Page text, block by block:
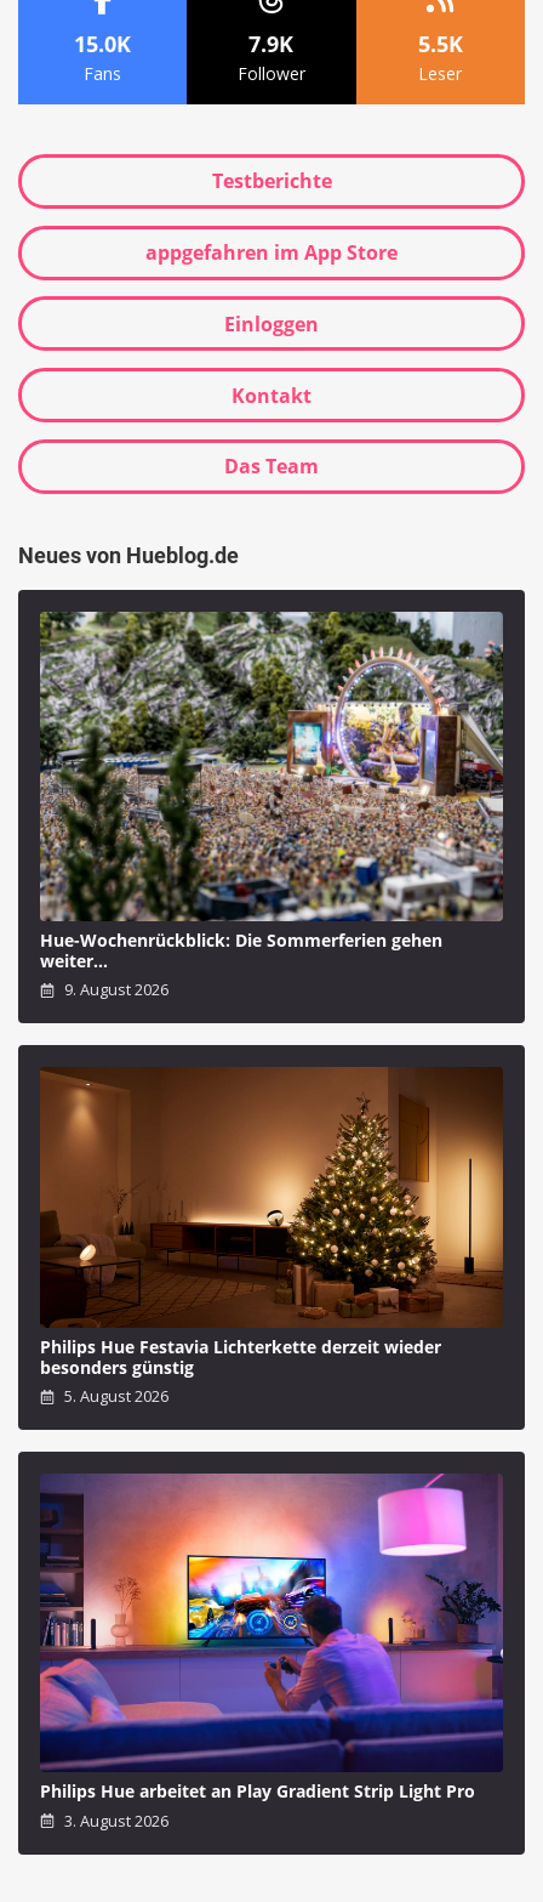
15.0K
Fans
7.9K
Follower
5.5K
Leser
Testberichte
appgefahren im App Store
Einloggen
Kontakt
Das Team
Neues von Hueblog.de
Hue-Wochenrückblick: Die Sommerferien gehen
weiter…
9. August 2026
Philips Hue Festavia Lichterkette derzeit wieder
besonders günstig
5. August 2026
Philips Hue arbeitet an Play Gradient Strip Light Pro
3. August 2026